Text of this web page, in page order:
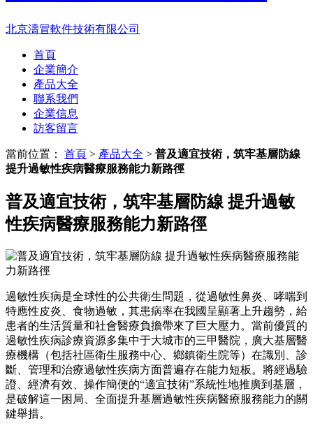
北京濤冒軟件技術有限公司
首頁
企業簡介
產品大全
聯系我們
企業信息
訪客留言
當前位置： 首頁 > 產品大全 > 普及適宜技術，筑牢基層防線
提升過敏性疾病醫療服務能力新路徑
普及適宜技術，筑牢基層防線 提升過敏
性疾病醫療服務能力新路徑
過敏性疾病是全球性的公共衛生問題，從過敏性鼻炎、哮喘到
特應性皮炎、食物過敏，其患病率在我國呈顯著上升趨勢，給
患者的生活質量和社會醫療負擔帶來了巨大壓力。當前優質的
過敏性疾病診療資源多集中于大城市的三甲醫院，廣大基層醫
療機構（包括社區衛生服務中心、鄉鎮衛生院等）在識別、診
斷、管理和治療過敏性疾病方面普遍存在能力短板。將經過驗
證、經濟有效、操作簡便的“適宜技術”系統性地推廣到基層，
是破解這一困局、全面提升基層過敏性疾病醫療服務能力的關
鍵舉措。